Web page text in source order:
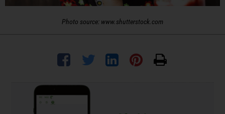
Photo source: www.shutterstock.com